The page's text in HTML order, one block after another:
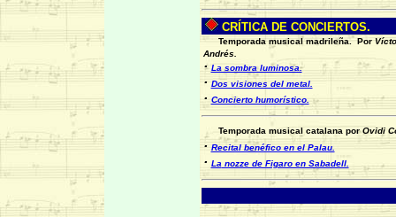
CRÍTICA DE CONCIERTOS.
Temporada musical madrileña. Por
Andrés.
· La sombra luminosa.
· Dos visiones del metal.
· Concierto humorístico.
Temporada musical catalana porOvidi
· Recital benéfico en el Palau.
· La nozze de Figaro en Sabadell.